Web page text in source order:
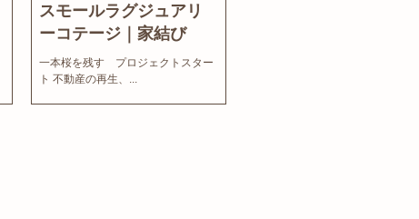
スモールラグジュアリ
ーコテージ｜家結び
News
一本桜を残す プロジェクトスター
ト 不動産の再生、...